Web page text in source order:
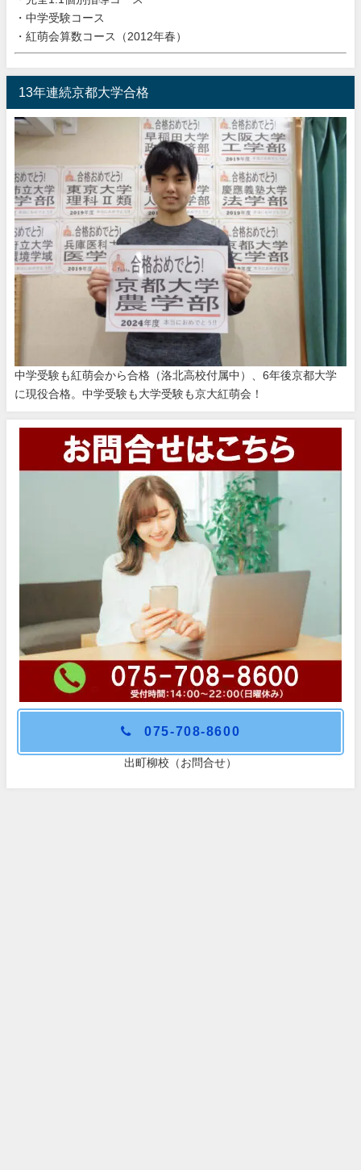
・中学受験コース
・紅萌会算数コース（2012年春）
13年連続京都大学合格
中学受験も紅萌会から合格（洛北高校付属中）、6年後京都大学
に現役合格。中学受験も大学受験も京大紅萌会！
075-708-8600
出町柳校（お問合せ）